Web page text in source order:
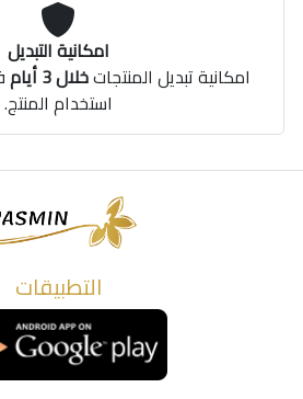
امكانية التبديل
امكانية تبديل المنتجاتخلال 3 أيام
استخدام المنتج.
التطبيقات